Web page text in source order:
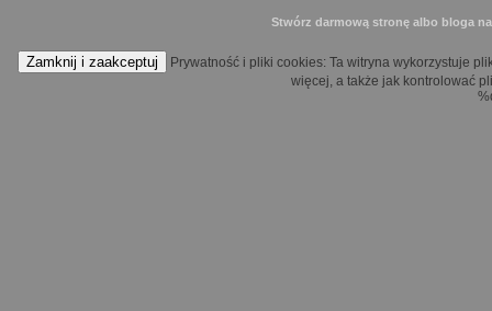
Stwórz darmową stronę albo bloga
Prywatność i pliki cookies: Ta witryna wykorzystuje
więcej, a także jak kontrolować